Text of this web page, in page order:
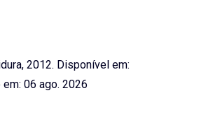
2012. Disponível em:
06 ago. 2026